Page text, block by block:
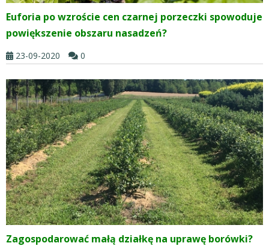
Euforia po wzroście cen czarnej porzeczki spowoduje
powiększenie obszaru nasadzeń?
23-09-2020 0
Zagospodarować małą działkę na uprawę borówki?